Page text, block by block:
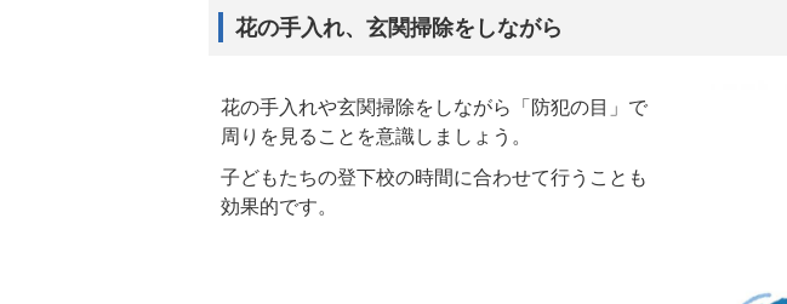
花の手入れ、玄関掃除をしながら
花の手入れや玄関掃除をしながら「防犯の目」で
周りを見ることを意識しましょう。
子どもたちの登下校の時間に合わせて行うことも
効果的です。